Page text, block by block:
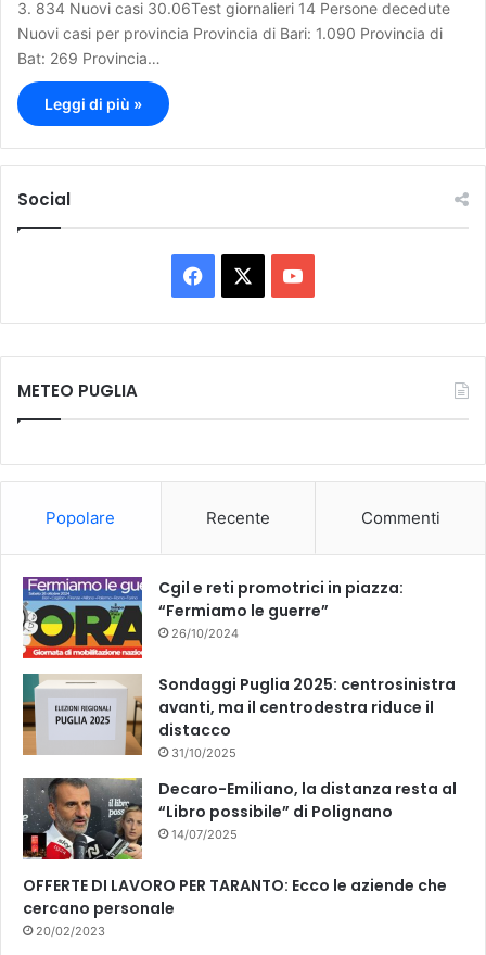
3. 834 Nuovi casi 30.06Test giornalieri 14 Persone decedute
Nuovi casi per provincia Provincia di Bari: 1.090 Provincia di
Bat: 269 Provincia…
Leggi di più »
Social
a
c
k
o
u
METEO PUGLIA
Popolare Recente Commenti
Cgil e reti promotrici in piazza:
“Fermiamo le guerre”
26/10/2024
Sondaggi Puglia 2025: centrosinistra
avanti, ma il centrodestra riduce il
distacco
31/10/2025
Decaro-Emiliano, la distanza resta al
“Libro possibile” di Polignano
14/07/2025
OFFERTE DI LAVORO PER TARANTO: Ecco le aziende che
cercano personale
20/02/2023